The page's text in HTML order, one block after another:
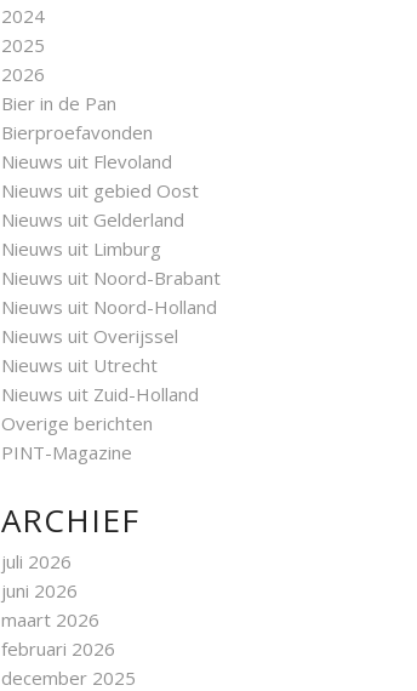
2024
2025
2026
Bier in de Pan
Bierproefavonden
Nieuws uit Flevoland
Nieuws uit gebied Oost
Nieuws uit Gelderland
Nieuws uit Limburg
Nieuws uit Noord-Brabant
Nieuws uit Noord-Holland
Nieuws uit Overijssel
Nieuws uit Utrecht
Nieuws uit Zuid-Holland
Overige berichten
PINT-Magazine
ARCHIEF
juli 2026
juni 2026
maart 2026
februari 2026
december 2025